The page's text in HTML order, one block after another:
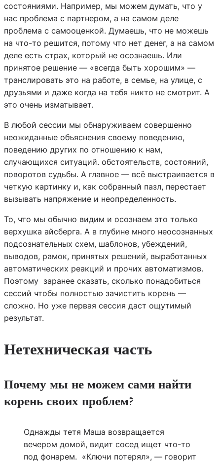
состояниями. Например, мы можем думать, что у
нас проблема с партнером, а на самом деле
проблема с самооценкой. Думаешь, что не можешь
на что-то решится, потому что нет денег, а на самом
деле есть страх, который не осознаешь. Или
принятое решение — «всегда быть хорошим» —
транслировать это на работе, в семье, на улице, с
друзьями и даже когда на тебя никто не смотрит. А
это очень изматывает.
В любой сессии мы обнаруживаем совершенно
неожиданные объяснения своему поведению,
поведению других по отношению к нам,
случающихся ситуаций. обстоятельств, состояний,
поворотов судьбы. А главное — всё выстраивается в
четкую картинку и, как собранный пазл, перестает
вызывать напряжение и неопределенность.
То, что мы обычно видим и осознаем это только
верхушка айсберга. А в глубине много неосознанных
подсознательных схем, шаблонов, убеждений,
выводов, рамок, принятых решений, выработанных
автоматических реакций и прочих автоматизмов.
Поэтому заранее сказать, сколько понадобиться
сессий чтобы полностью зачистить корень —
сложно. Но уже первая сессия даст ощутимый
результат.
Нетехническая часть
Почему мы не можем сами найти
корень своих проблем?
Однажды тетя Маша возвращается
вечером домой, видит сосед ищет что-то
под фонарем. «Ключи потерял», — говорит